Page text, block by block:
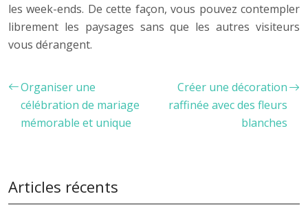
les week-ends. De cette façon, vous pouvez contempler
librement les paysages sans que les autres visiteurs
vous dérangent.
Organiser une
célébration de mariage
mémorable et unique
Créer une décoration
raffinée avec des fleurs
blanches
Articles récents